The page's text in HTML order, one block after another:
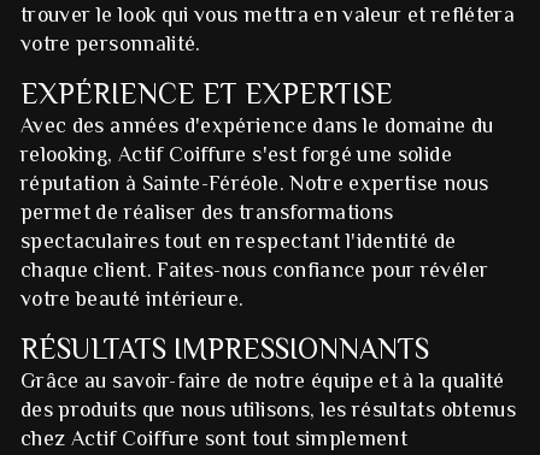
trouver le look qui vous mettra en valeur et reflétera
votre personnalité.
EXPÉRIENCE ET EXPERTISE
Avec des années d'expérience dans le domaine du
relooking, Actif Coiffure s'est forgé une solide
réputation à Sainte-Féréole. Notre expertise nous
permet de réaliser des transformations
spectaculaires tout en respectant l'identité de
chaque client. Faites-nous confiance pour révéler
votre beauté intérieure.
RÉSULTATS IMPRESSIONNANTS
Grâce au savoir-faire de notre équipe et à la qualité
des produits que nous utilisons, les résultats obtenus
chez Actif Coiffure sont tout simplement